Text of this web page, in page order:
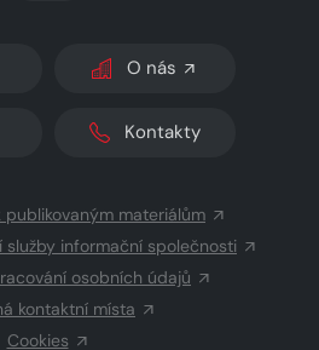
O nás
Kontakty
materiálům
služby informační společnosti
osobních údajů
kontaktní místa
Cookies